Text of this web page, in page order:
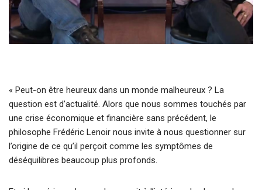
« Peut-on être heureux dans un monde malheureux ? La
question est d’actualité. Alors que nous sommes touchés par
une crise économique et financière sans précédent, le
philosophe Frédéric Lenoir nous invite à nous questionner sur
l’origine de ce qu’il perçoit comme les symptômes de
déséquilibres beaucoup plus profonds.